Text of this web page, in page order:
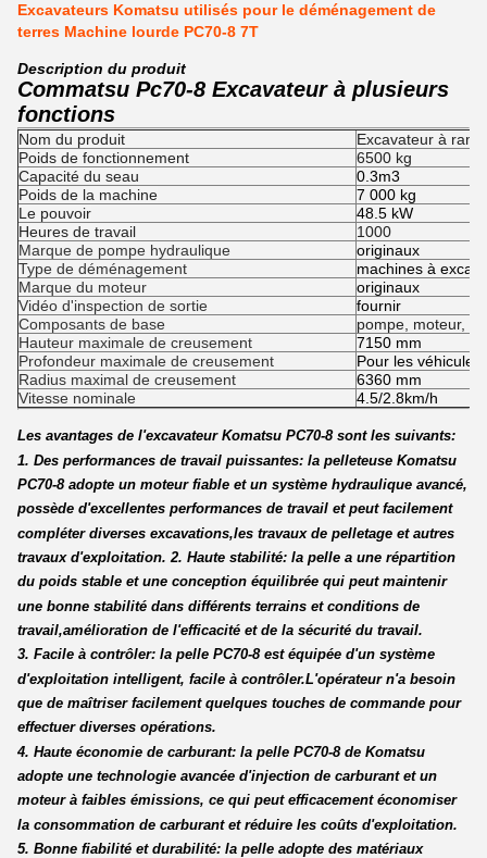
Excavateurs Komatsu utilisés pour le déménagement de
terres Machine lourde PC70-8 7T
Description du produit
Commatsu Pc70-8 Excavateur à plusieurs
fonctions
Nom du produit
Excavateur à
Poids de fonctionnement
6500 kg
Capacité du seau
0.3m3
Poids de la machine
7 000 kg
Le pouvoir
48.5 kW
Heures de travail
1000
Marque de pompe hydraulique
originaux
Type de déménagement
machines à
Marque du moteur
originaux
Vidéo d'inspection de sortie
fournir
Composants de base
pompe, moteur,
Hauteur maximale de creusement
7150 mm
Profondeur maximale de creusement
Pour les véhicules
Radius maximal de creusement
6360 mm
Vitesse nominale
4.5/2.8km/h
Les avantages de l'excavateur Komatsu PC70-8 sont les suivants:
1. Des performances de travail puissantes: la pelleteuse Komatsu
PC70-8 adopte un moteur fiable et un système hydraulique avancé,
possède d'excellentes performances de travail et peut facilement
compléter diverses excavations,les travaux de pelletage et autres
travaux d'exploitation. 2. Haute stabilité: la pelle a une répartition
du poids stable et une conception équilibrée qui peut maintenir
une bonne stabilité dans différents terrains et conditions de
travail,amélioration de l'efficacité et de la sécurité du travail.
3. Facile à contrôler: la pelle PC70-8 est équipée d'un système
d'exploitation intelligent, facile à contrôler.L'opérateur n'a besoin
que de maîtriser facilement quelques touches de commande pour
effectuer diverses opérations.
4. Haute économie de carburant: la pelle PC70-8 de Komatsu
adopte une technologie avancée d'injection de carburant et un
moteur à faibles émissions, ce qui peut efficacement économiser
la consommation de carburant et réduire les coûts d'exploitation.
5. Bonne fiabilité et durabilité: la pelle adopte des matériaux